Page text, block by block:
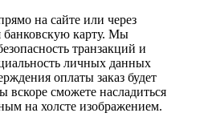
на сайте или через
банковскую карту. Мы
транзакций и
личных данных
оплаты заказ будет
вскоре сможете насладиться
на холсте изображением.